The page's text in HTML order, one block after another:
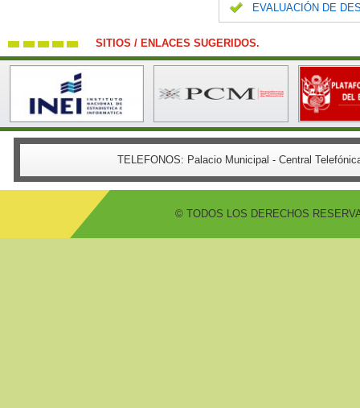
EVALUACIÓN DE
SITIOS / ENLACES SUGERIDOS.
TELEFONOS: Palacio Municipal - Central
© TODOS LOS DERECHOS